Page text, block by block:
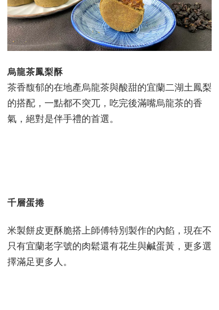
烏龍茶鳳梨酥
茶香馥郁的在地產烏龍茶與酸甜的宜蘭二湖土鳳梨
的搭配，一點都不突兀，吃完後滿嘴烏龍茶的香
氣，絕對是伴手禮的首選。
千層蛋捲
米製餅皮更酥脆搭上師傅特別製作的內餡，現在不
只有宜蘭老字號的肉鬆還有花生與鹹蛋黃，更多選
擇滿足更多人。